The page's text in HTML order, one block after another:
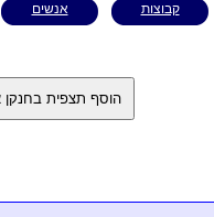
קבוצות אנשים